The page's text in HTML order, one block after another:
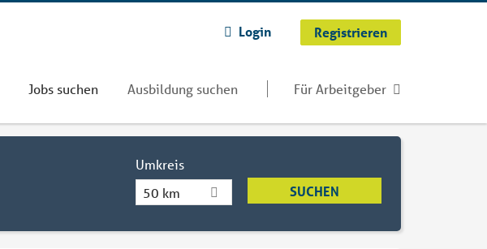
Login Registrieren
Jobs suchen Ausbildung suchen Für Arbeitgeber
Umkreis
50 km